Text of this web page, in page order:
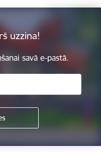
uzzina!
savā e-pastā.